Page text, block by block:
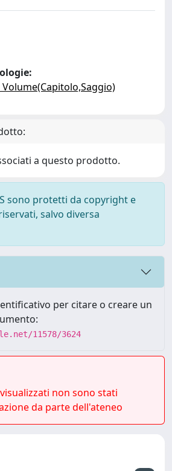
a questo prodotto.
sono protetti da copyright e
salvo diversa
per citare o creare un
11578/3624
non sono stati
da parte dell'ateneo